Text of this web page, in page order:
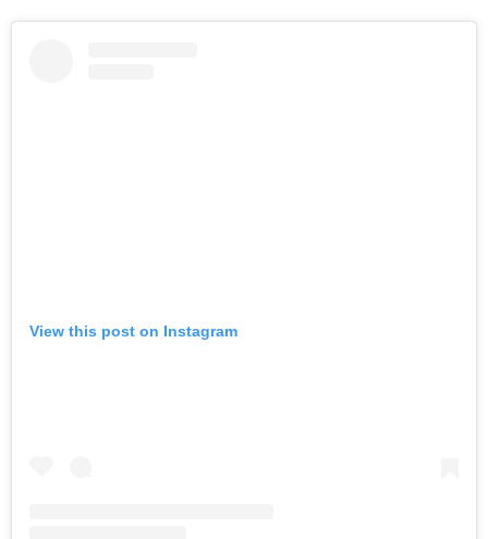
View this post on Instagram